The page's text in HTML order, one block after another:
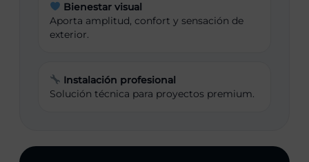
Bienestar visual
Aporta amplitud, confort y sensación de
exterior.
Instalación profesional
Solución técnica para proyectos premium.